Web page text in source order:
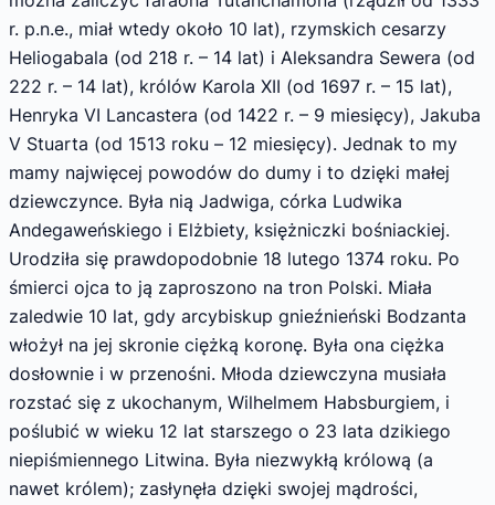
r. p.n.e., miał wtedy około 10 lat), rzymskich cesarzy
Heliogabala (od 218 r. – 14 lat) i Aleksandra Sewera (od
222 r. – 14 lat), królów Karola XII (od 1697 r. – 15 lat),
Henryka VI Lancastera (od 1422 r. – 9 miesięcy), Jakuba
V Stuarta (od 1513 roku – 12 miesięcy). Jednak to my
mamy najwięcej powodów do dumy i to dzięki małej
dziewczynce. Była nią Jadwiga, córka Ludwika
Andegaweńskiego i Elżbiety, księżniczki bośniackiej.
Urodziła się prawdopodobnie 18 lutego 1374 roku. Po
śmierci ojca to ją zaproszono na tron Polski. Miała
zaledwie 10 lat, gdy arcybiskup gnieźnieński Bodzanta
włożył na jej skronie ciężką koronę. Była ona ciężka
dosłownie i w przenośni. Młoda dziewczyna musiała
rozstać się z ukochanym, Wilhelmem Habsburgiem, i
poślubić w wieku 12 lat starszego o 23 lata dzikiego
niepiśmiennego Litwina. Była niezwykłą królową (a
nawet królem); zasłynęła dzięki swojej mądrości,